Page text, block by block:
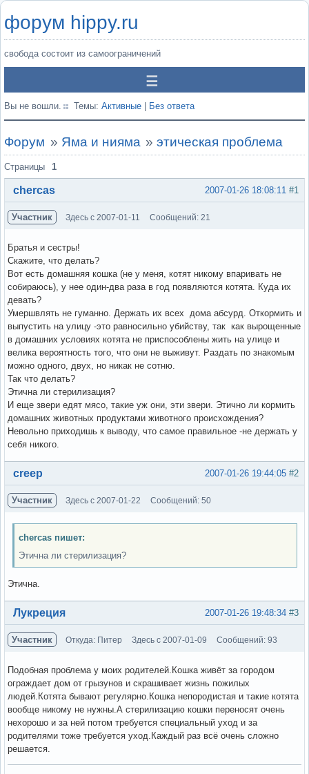
форум hippy.ru
свобода состоит из самоограничений
Вы не вошли. Темы: Активные Без ответа
Форум » Яма и нияма »этическая проблема
Страницы 1
#1
2007-01-26 18:08:11
chercas
Участник Здесь с 2007-01-11 Сообщений: 21
Братья и сестры!
Скажите, что делать?
Вот есть домашняя кошка (не у меня, котят никому впаривать не
собираюсь), у нее один-два раза в год появляются котята. Куда их
девать?
Умершвлять не гуманно. Держать их всех дома абсурд. Откормить и
выпустить на улицу -это равносильно убийству, так как вырощенные
в домашних условиях котята не приспособлены жить на улице и
велика вероятность того, что они не выживут. Раздать по знакомым
можно одного, двух, но никак не сотню.
Так что делать?
Этична ли стерилизация?
И еще звери едят мясо, такие уж они, эти звери. Этично ли кормить
домашних животных продуктами животного происхождения?
Невольно приходишь к выводу, что самое правильное -не держать у
себя никого.
Вне форума #2
2007-01-26 19:44:05
creep
Участник Здесь с 2007-01-22 Сообщений: 50
chercas пишет:
Этична ли стерилизация?
Этична.
Вне форума #3
2007-01-26 19:48:34
Лукреция
Участник Откуда: Питер Здесь с 2007-01-09 Сообщений: 93
Подобная проблема у моих родителей.Кошка живёт за городом
ограждает дом от грызунов и скрашивает жизнь пожилых
людей.Котята бывают регулярно.Кошка непородистая и такие котята
вообще никому не нужны.А стерилизацию кошки переносят очень
нехорошо и за ней потом требуется специальный уход и за
родителями тоже требуется уход.Каждый раз всё очень сложно
решается.